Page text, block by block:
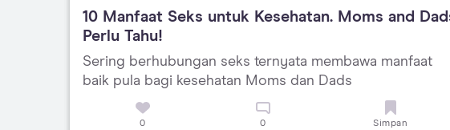
10 Manfaat Seks untuk Kesehatan. Moms and
Perlu Tahu!
Sering berhubungan seks ternyata membawa manfaat
baik pula bagi kesehatan Moms dan Dads
0 0 Simpan